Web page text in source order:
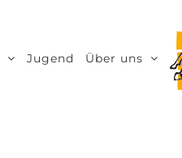
Jugend Über uns